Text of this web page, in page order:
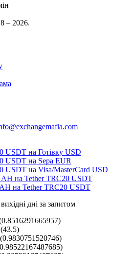
– 2026.
USDT на Готівку USD
USDT на Sepa EUR
USDT на Visa/MasterCard USD
на Tether TRC20 USDT
на Tether TRC20 USDT
вихідні дні за запитом
(43.5)
(0.9830751520746)